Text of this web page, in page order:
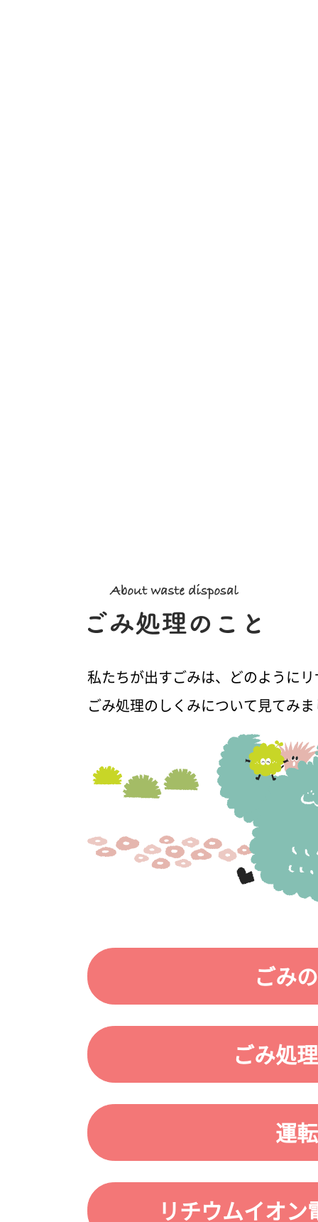
私たちが出すごみは、どのように
ごみ処理のしくみについて見てみ
ごみ
ごみ処
運
リチウムイオ